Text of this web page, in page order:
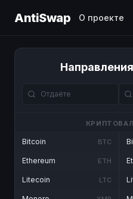
AntiSwap О проекте
Bitcoin BTC
Ethereum ETH
Litecoin LTC